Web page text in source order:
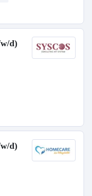
d)
d)